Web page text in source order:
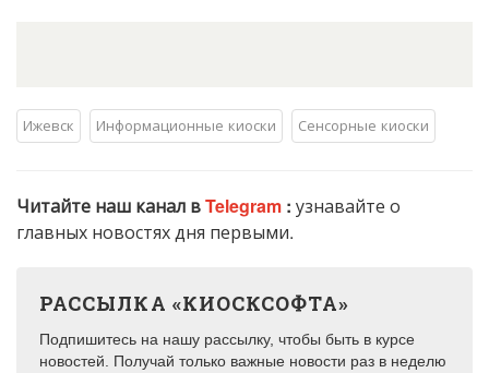
Ижевск Информационные киоски Сенсорные киоски
Читайте наш канал вTelegram : узнавайте о
главных новостях дня первыми.
РАССЫЛКА «КИОСКСОФТА»
Подпишитесь на нашу рассылку, чтобы быть в курсе
новостей. Получай только важные новости раз в неделю